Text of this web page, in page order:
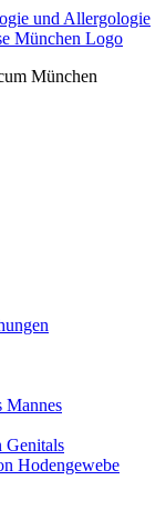
München
Mannes
Genitals
Hodengewebe